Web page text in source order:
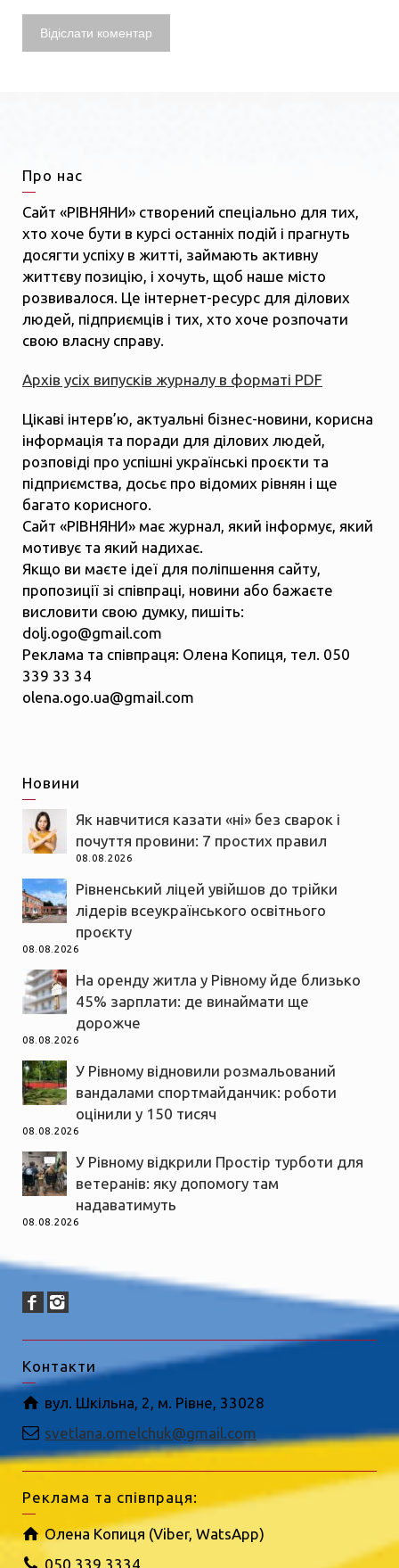
Про нас
Сайт «РІВНЯНИ» створений спеціально для тих,
хто хоче бути в курсі останніх подій і прагнуть
досягти успіху в житті, займають активну
життєву позицію, і хочуть, щоб наше місто
розвивалося. Це інтернет-ресурс для ділових
людей, підприємців і тих, хто хоче розпочати
свою власну справу.
Архів усіх випусків журналу в форматі PDF
Цікаві інтерв’ю, актуальні бізнес-новини, корисна
інформація та поради для ділових людей,
розповіді про успішні українські проєкти та
підприємства, досьє про відомих рівнян і ще
багато корисного.
Сайт «РІВНЯНИ» має журнал, який інформує, який
мотивує та який надихає.
Якщо ви маєте ідеї для поліпшення сайту,
пропозиції зі співпраці, новини або бажаєте
висловити свою думку, пишіть:
dolj.ogo@gmail.com
Реклама та співпраця: Олена Копиця, тел. 050
339 33 34
olena.ogo.ua@gmail.com
Новини
Як навчитися казати «ні» без сварок і
почуття провини: 7 простих правил
08.08.2026
Рівненський ліцей увійшов до трійки
лідерів всеукраїнського освітнього
проєкту
08.08.2026
На оренду житла у Рівному йде близько
45% зарплати: де винаймати ще
дорожче
08.08.2026
У Рівному відновили розмальований
вандалами спортмайданчик: роботи
оцінили у 150 тисяч
08.08.2026
У Рівному відкрили Простір турботи для
ветеранів: яку допомогу там
надаватимуть
08.08.2026
Контакти
вул. Шкільна, 2, м. Рівне, 33028
svetlana.omelchuk@gmail.com
Реклама та співпраця:
Олена Копиця (Viber, WatsApp)
050 339 3334